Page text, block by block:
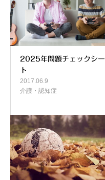
2025年問題チェックシー
ト
2017.06.9
介護・認知症